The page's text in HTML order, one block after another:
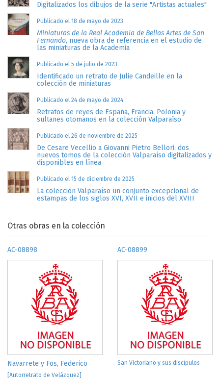
Digitalizados los dibujos de la serie "Artistas actuales"
Publicado el 18 de mayo de 2023
Miniaturas de la Real Academia de Bellas Artes de San
Fernando, nueva obra de referencia en el estudio de
las miniaturas de la Academia
Publicado el 5 de julio de 2023
Identificado un retrato de Julie Candeille en la
colección de miniaturas
Publicado el 24 de mayo de 2024
Retratos de reyes de España, Francia, Polonia y
sultanes otomanos en la colección Valparaíso
Publicado el 26 de noviembre de 2025
De Cesare Vecellio a Giovanni Pietro Bellori: dos
nuevos tomos de la colección Valparaíso digitalizados y
disponibles en línea
Publicado el 15 de diciembre de 2025
La colección Valparaíso un conjunto excepcional de
estampas de los siglos XVI, XVII e inicios del XVIII
Otras obras en la colección
AC-08898
Navarrete y Fos, Federico
[Autorretrato de Velázquez]
AC-08899
San Victoriano y sus discípulos